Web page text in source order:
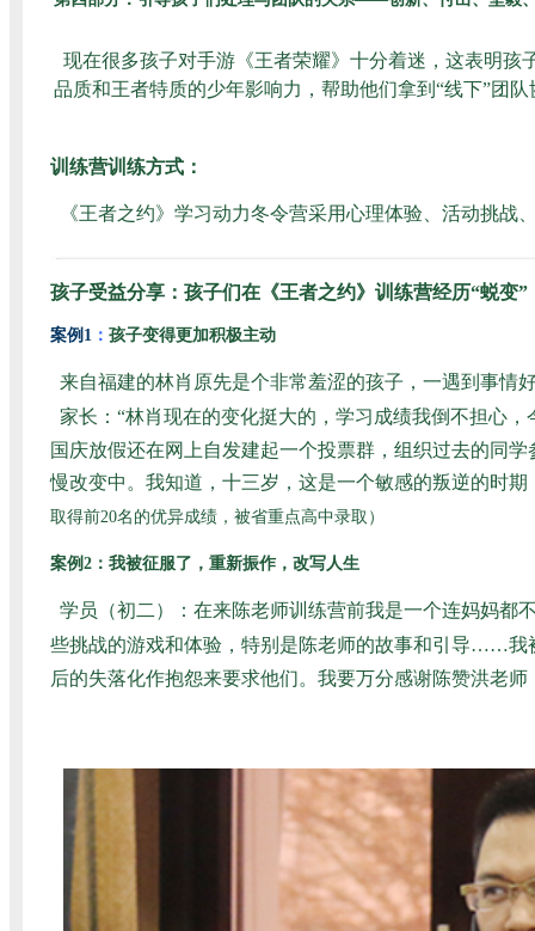
现在很多孩子对手游《王者荣耀》十分着迷，这表明
品质和王者特质的少年影响力，帮助他们拿到“线下”团
训练营训练方式：
《王者之约》学习动力冬令营采用心理体验、活动挑
孩子受益分享：孩子们在《王者之约》训练营经历“蜕变”
案例1 ： 孩子变得更加积极主动
来自福建的林肖原先是个非常羞涩的孩子，一遇到事情
家长：“林肖现在的变化挺大的，学习成绩我倒不担心
国庆放假还在网上自发建起一个投票群，组织过去的同
慢改变中。我知道，十三岁，这是一个敏感的叛逆的时
取得前20名的优异成绩，被省重点高中录取）
案例2：我被征服了，重新振作，改写人生
学员（初二）：在来陈老师训练营前我是一个连妈妈都
些挑战的游戏和体验，特别是陈老师的故事和引导……我
后的失落化作抱怨来要求他们。我要万分感谢陈赞洪老